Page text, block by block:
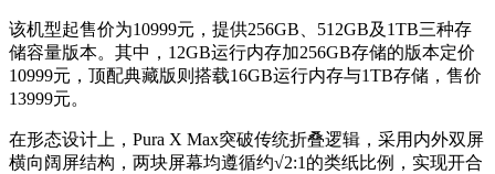
该机型起售价为10999元，提供256GB、512GB及1TB三种存
储容量版本。其中，12GB运行内存加256GB存储的版本定价
10999元，顶配典藏版则搭载16GB运行内存与1TB存储，售价
13999元。
在形态设计上，Pura X Max突破传统折叠逻辑，采用内外双屏
横向阔屏结构，两块屏幕均遵循约√2:1的类纸比例，实现开合